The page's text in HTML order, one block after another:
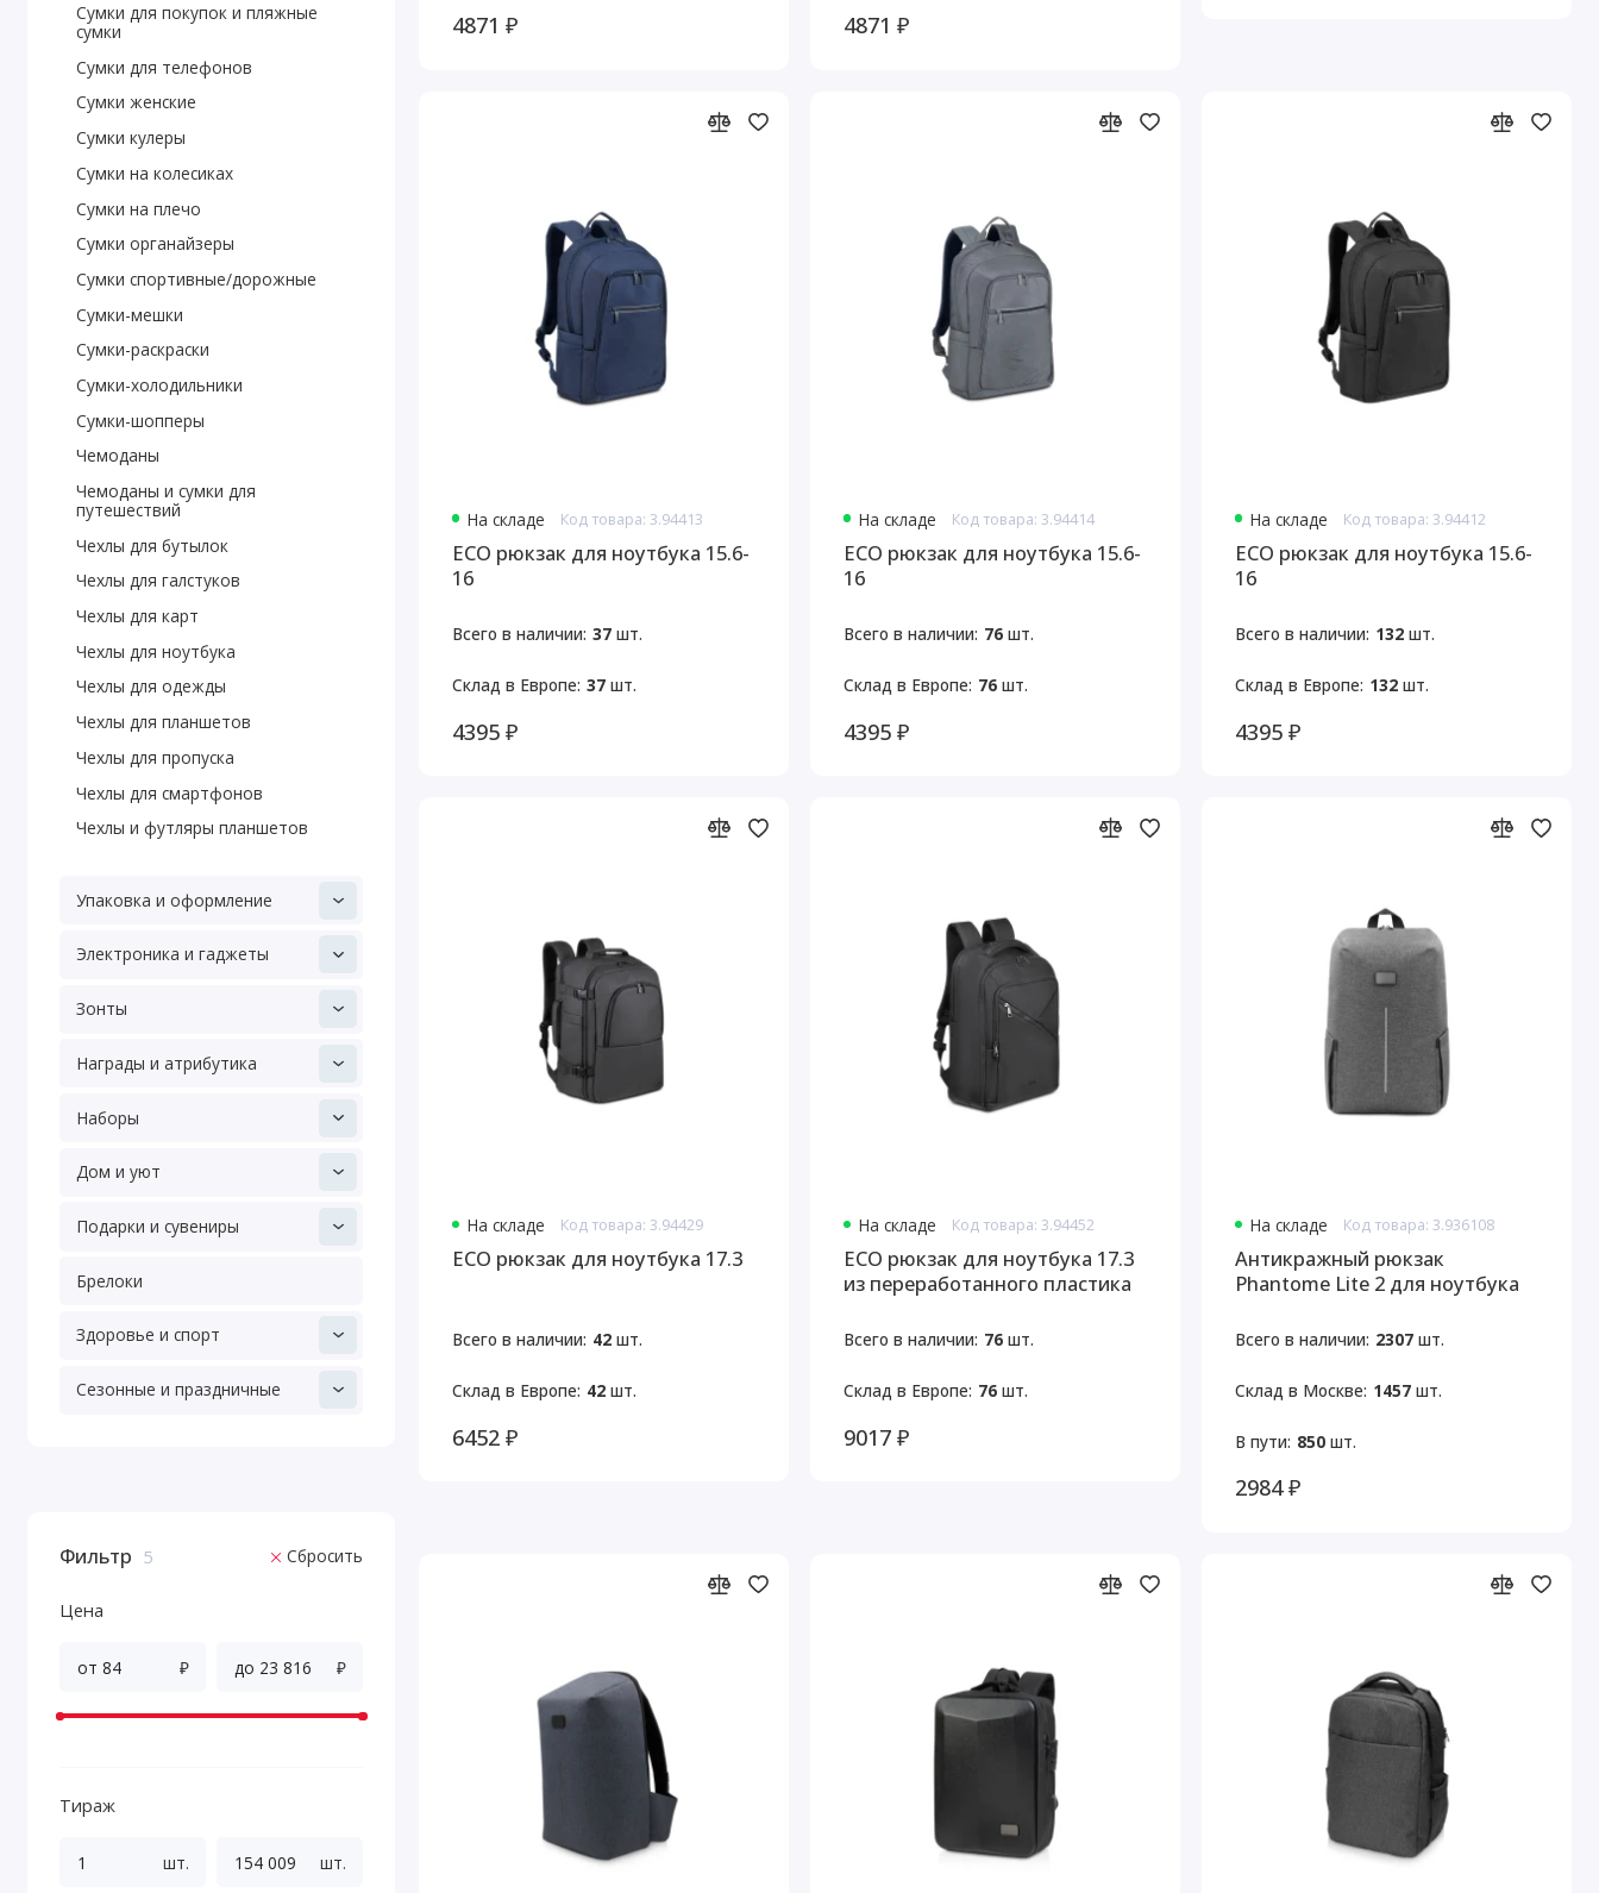
Сумки для покупок и пляжные
сумки
Сумки для телефонов
Сумки женские
Сумки кулеры
Сумки на колесиках
Сумки на плечо
Сумки органайзеры
Сумки спортивные/дорожные
Сумки-мешки
Сумки-раскраски
Сумки-холодильники
Сумки-шопперы
Чемоданы
Чемоданы и сумки для
путешествий
Чехлы для бутылок
Чехлы для галстуков
Чехлы для карт
Чехлы для ноутбука
Чехлы для одежды
Чехлы для планшетов
Чехлы для пропуска
Чехлы для смартфонов
Чехлы и футляры планшетов
Упаковка и оформление
Электроника и гаджеты
Зонты
Награды и атрибутика
Наборы
Дом и уют
Подарки и сувениры
Брелоки
Здоровье и спорт
Сезонные и праздничные
Фильтр 5 Сбросить
Цена
₽ ₽
Тираж
шт. шт.
4871 ₽ 4871 ₽
На складе Код товара: 3.94413
ECO рюкзак для ноутбука 15.6-
16
Всего в наличии: 37шт.
Склад в Европе: 37шт.
4395 ₽
На складе Код товара: 3.94414
ECO рюкзак для ноутбука 15.6-
16
Всего в наличии: 76шт.
Склад в Европе: 76шт.
4395 ₽
На складе Код товара: 3.94412
ECO рюкзак для ноутбука 15.6-
16
Всего в наличии: 132шт.
Склад в Европе: 132шт.
4395 ₽
На складе Код товара: 3.94429
ECO рюкзак для ноутбука 17.3
Всего в наличии: 42шт.
Склад в Европе: 42шт.
6452 ₽
На складе Код товара: 3.94452
ECO рюкзак для ноутбука 17.3
из переработанного пластика
Всего в наличии: 76шт.
Склад в Европе: 76шт.
9017 ₽
На складе Код товара: 3.936108
Антикражный рюкзак
Phantome Lite 2 для ноутбука
пластика
Всего в наличии: 2307шт.
Склад в Москве: 1457шт.
В пути: 850шт.
2984 ₽